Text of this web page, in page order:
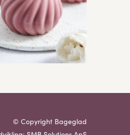
© Copyright Bageglad